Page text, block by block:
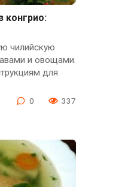
конгрио:
чилийскую
и овощами.
для
0 337